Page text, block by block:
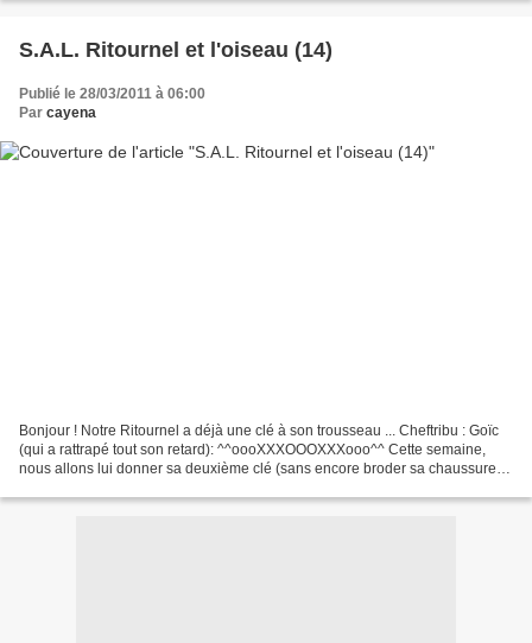
S.A.L. Ritournel et l'oiseau (14)
Publié le 28/03/2011 à 06:00
Par cayena
Bonjour ! Notre Ritournel a déjà une clé à son trousseau ... Cheftribu : Goïc
(qui a rattrapé tout son retard): ^^oooXXXOOOXXXooo^^ Cette semaine,
nous allons lui donner sa deuxième clé (sans encore broder sa chaussure !)